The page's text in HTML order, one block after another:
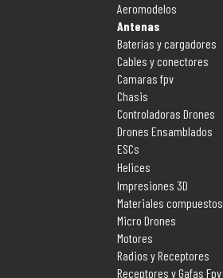
Aeromodelos
Antenas
Baterías y cargadores
Cables y conectores
Camaras fpv
Chasis
Controladoras Drones
Drones Ensamblados
ESCs
Helices
Impresiones 3D
Materiales compuestos
Micro Drones
Motores
Radios y Receptores
Receptores y Gafas Fpv